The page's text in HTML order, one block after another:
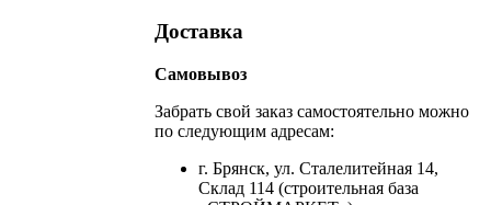
Доставка
Самовывоз
Забрать свой заказ самостоятельно можно
по следующим адресам:
г. Брянск, ул. Сталелитейная 14,
Склад 114 (строительная база